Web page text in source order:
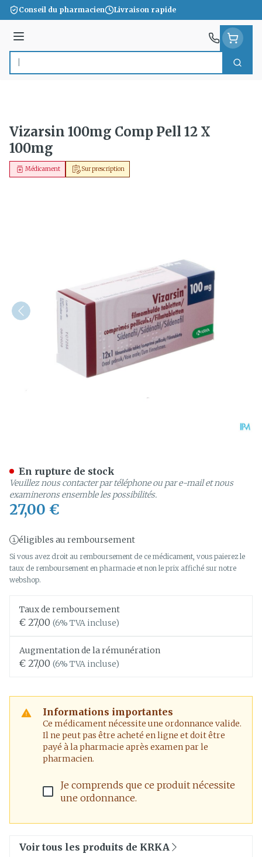
Aller au contenu
Conseil du pharmacien Livraison rapide
Menu
Rechercher
Vizarsin 100mg Comp Pell 12 X
100mg
Sur prescription
Médicament
27,00 €
éligibles au remboursement
Si vous avez droit au remboursement de ce médicament, vous paierez le
taux de remboursement en pharmacie et non le prix affiché sur notre
webshop.
Taux de remboursement
€ 27,00 (6% TVA incluse)
Augmentation de la rémunération
€ 27,00 (6% TVA incluse)
Informations importantes
Ce médicament nécessite une ordonnance valide.
Il ne peut pas être acheté en ligne et doit être
payé à la pharmacie après examen par le
pharmacien.
Je comprends que ce produit nécessite
une ordonnance.
En rupture de stock
Veuillez nous contacter par téléphone ou par e-mail et nous
examinerons ensemble les possibilités.
Voir tous les produits de KRKA